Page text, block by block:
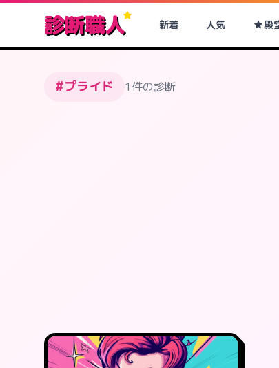
診断職人 新着 人気 殿
#プライド 1件の診断